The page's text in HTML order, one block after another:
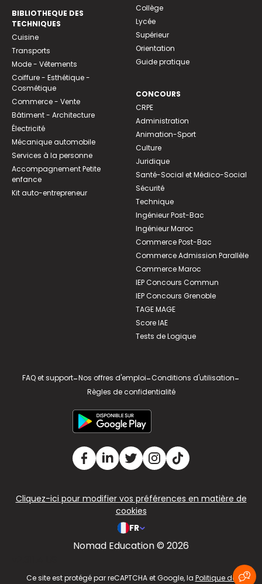
BIBLIOTHEQUE DES
TECHNIQUES
Cuisine
Transports
Mode - Vêtements
Coiffure - Esthétique -
Cosmétique
Commerce - Vente
Bâtiment - Architecture
Électricité
Mécanique automobile
Services à la personne
Accompagnement Petite
enfance
Kit auto-entrepreneur
Collège
Lycée
Supérieur
Orientation
Guide pratique
CONCOURS
CRPE
Administration
Animation-Sport
Culture
Juridique
Santé-Social et Médico-Social
Sécurité
Technique
Ingénieur Post-Bac
Ingénieur Maroc
Commerce Post-Bac
Commerce Admission Parallèle
Commerce Maroc
IEP Concours Commun
IEP Concours Grenoble
TAGE MAGE
Score IAE
Tests de Logique
FAQ et support-Nos offres d'emploi-Conditions d'utilisation-
Règles de confidentialité
Cliquez-ici pour modifier vos préférences en matière de
cookies
FR
Nomad Education © 2026
Ce site est protégé par reCAPTCHA et Google, la Politique de